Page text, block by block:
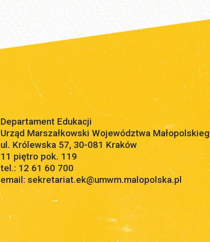
Departament Edukacji
Urząd Marszałkowski Województwa
ul. Królewska 57, 30-081 Kraków
11 piętro pok. 119
tel.: 12 61 60 700
email: sekretariat.ek@umwm.malopolska.pl